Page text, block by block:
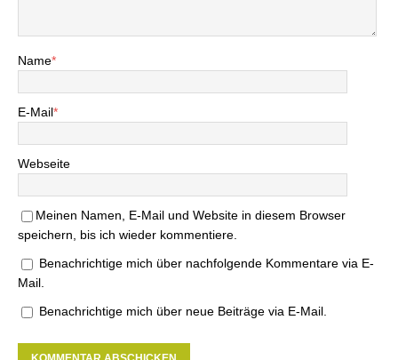
Name*
E-Mail*
Webseite
Meinen Namen, E-Mail und Website in diesem Browser
speichern, bis ich wieder kommentiere.
Benachrichtige mich über nachfolgende Kommentare via E-
Mail.
Benachrichtige mich über neue Beiträge via E-Mail.